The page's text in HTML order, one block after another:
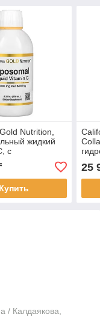
Nutrition,
жидкий
с
вкусом,
мл (8,5 жидк.
Купить
25
/ Калдаякова,